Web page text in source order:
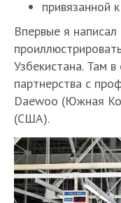
привязанной
Впервые я
Узбекистана. Там
партнерства с
Daewoo (Южная
(США).